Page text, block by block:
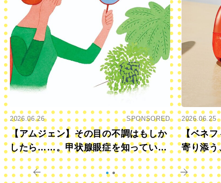
2026.06.26 SPONSORED
【アムジェン】その目の不調はもしか
したら……。甲状腺眼症を知っていま
すか？
2026.06.25
【ベネフ
寄り添う
きに